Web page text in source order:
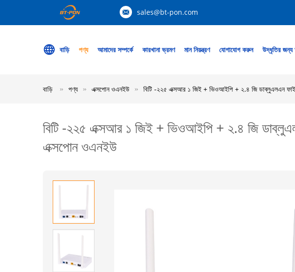
sales@bt-pon.com
বাড়ি পণ্য আমাদের সম্পর্কে কারখানা ভ্রমণ মান নিয়ন্ত্রণ যোগাযোগ করুন উদ্ধৃতির
বাড়ি পণ্য এক্সপোন ওএনইউ বিটি -২২৫ এক্সআর ১ জিই + ভিওআইপি + ২.৪ জি ​​ডাব্লুএলএন
বিটি -২২৫ এক্সআর ১ জিই + ভিওআইপি + ২.৪ জি
এক্সপোন ওএনইউ